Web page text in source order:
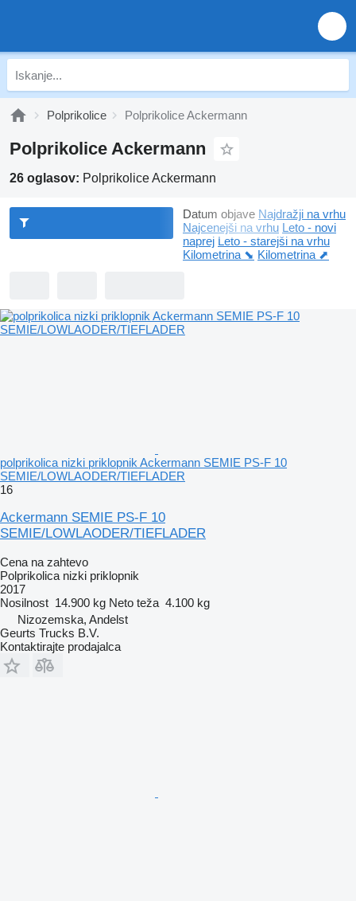
Polprikolice Polprikolice Ackermann
Polprikolice Ackermann
26 oglasov: Polprikolice Ackermann
Datum objave Najdražji na vrhu
Najcenejši na vrhu Leto - novi
naprej Leto - starejši na vrhu
Kilometrina ⬊ Kilometrina ⬈
polprikolica nizki priklopnik Ackermann SEMIE PS-F 10
SEMIE/LOWLAODER/TIEFLADER
16
Ackermann SEMIE PS-F 10
SEMIE/LOWLAODER/TIEFLADER
Cena na zahtevo
Polprikolica nizki priklopnik
2017
Nosilnost 14.900 kg Neto teža 4.100 kg
Nizozemska, Andelst
Geurts Trucks B.V.
Kontaktirajte prodajalca